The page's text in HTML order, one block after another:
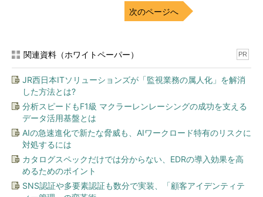
次のページへ
関連資料（ホワイトペーパー） PR
JR西日本ITソリューションズが「監視業務の属人化」を解消
した方法とは?
分析スピードもF1級 マクラーレンレーシングの成功を支える
データ活用基盤とは
AIの急速進化で新たな脅威も、AIワークロード特有のリスクに
対処するには
カタログスペックだけでは分からない、EDRの導入効果を高
めるためのポイント
SNS認証や多要素認証も数分で実装、「顧客アイデンティテ